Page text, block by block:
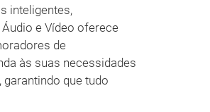
inteligentes,
e Vídeo oferece
de
às suas necessidades
que tudo